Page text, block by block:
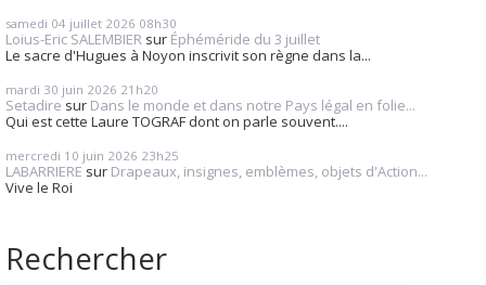
samedi 04 juillet 2026 08h30
Loius-Eric SALEMBIER sur Éphéméride du 3 juillet
Le sacre d'Hugues à Noyon inscrivit son règne dans la...
mardi 30 juin 2026 21h20
Setadire sur Dans le monde et dans notre Pays légal en folie...
Qui est cette Laure TOGRAF dont on parle souvent....
mercredi 10 juin 2026 23h25
LABARRIERE sur Drapeaux, insignes, emblèmes, objets d'Action...
Vive le Roi
Rechercher